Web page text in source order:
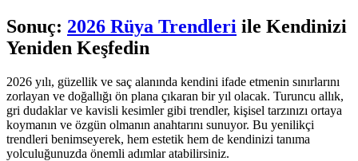
Sonuç: 2026 Rüya Trendleri ile Kendinizi
Yeniden Keşfedin
2026 yılı, güzellik ve saç alanında kendini ifade etmenin sınırlarını
zorlayan ve doğallığı ön plana çıkaran bir yıl olacak. Turuncu allık,
gri dudaklar ve kavisli kesimler gibi trendler, kişisel tarzınızı ortaya
koymanın ve özgün olmanın anahtarını sunuyor. Bu yenilikçi
trendleri benimseyerek, hem estetik hem de kendinizi tanıma
yolculuğunuzda önemli adımlar atabilirsiniz.